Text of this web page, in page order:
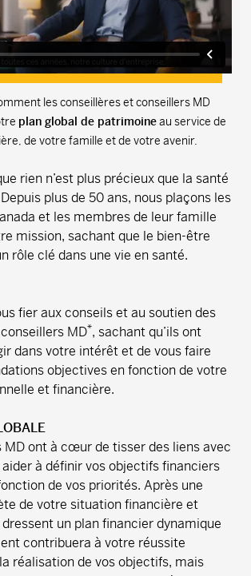
les conseillères et conseillers MD
plan global de patrimoineau service de
de votre famille et de votre avenir.
rien n’est plus précieux que la santé
plus de 50 ans, nous plaçons les
et les membres de leur famille
mission, sachant que le bien-être
rôle clé dans une vie en santé.
fier aux conseils et au soutien des
MD*, sachant qu’ils ont
dans votre intérêt et de vous faire
objectives en fonction de votre
et financière.
MD ont à cœur de tisser des liens avec
à définir vos objectifs financiers
de vos priorités. Après une
de votre situation financière et
un plan financier dynamique
contribuera à votre réussite
réalisation de vos objectifs, mais